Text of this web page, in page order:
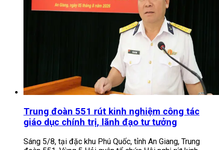
Trung đoàn 551 rút kinh nghiệm công tác
giáo dục chính trị, lãnh đạo tư tưởng
Sáng 5/8, tại đặc khu Phú Quốc, tỉnh An Giang, Trung